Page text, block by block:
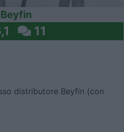
11
distributore Beyfin (con